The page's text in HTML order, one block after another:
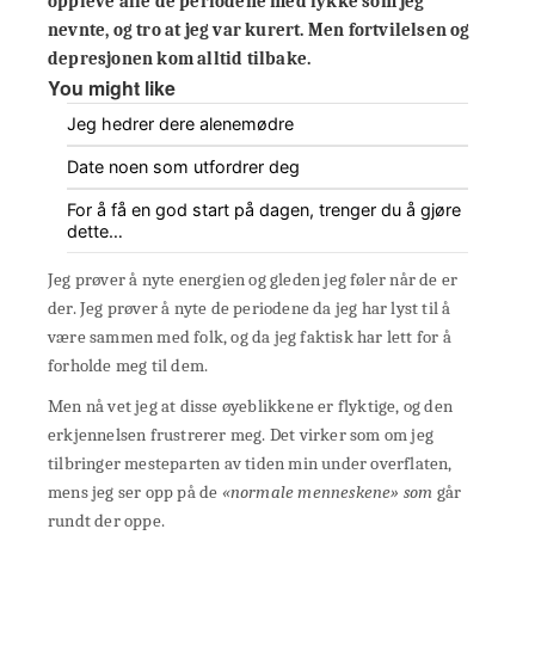
nevnte, og tro at jeg var kurert. Men fortvilelsen og
depresjonen kom alltid tilbake.
You might like
Jeg hedrer dere alenemødre
Date noen som utfordrer deg
For å få en god start på dagen, trenger du å gjøre
dette…
Jeg prøver å nyte energien og gleden jeg føler når de er
der. Jeg prøver å nyte de periodene da jeg har lyst til å
være sammen med folk, og da jeg faktisk har lett for å
forholde meg til dem.
Men nå vet jeg at disse øyeblikkene er flyktige, og den
erkjennelsen frustrerer meg. Det virker som om jeg
tilbringer mesteparten av tiden min under overflaten,
mens jeg ser opp på de «normale menneskene» som går
rundt der oppe.